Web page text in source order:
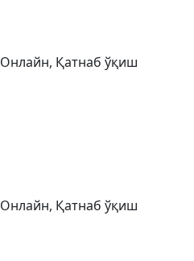
Онлайн, Қатнаб ўқиш
Онлайн, Қатнаб ўқиш